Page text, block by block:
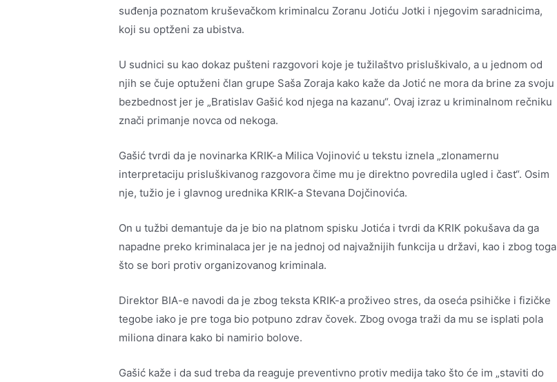
suđenja poznatom kruševačkom kriminalcu Zoranu Jotiću Jotki i njegovim saradnicima,
koji su optženi za ubistva.
U sudnici su kao dokaz pušteni razgovori koje je tužilaštvo prisluškivalo, a u jednom od
njih se čuje optuženi član grupe Saša Zoraja kako kaže da Jotić ne mora da brine za svoju
bezbednost jer je „Bratislav Gašić kod njega na kazanu“. Ovaj izraz u kriminalnom rečniku
znači primanje novca od nekoga.
Gašić tvrdi da je novinarka KRIK-a Milica Vojinović u tekstu iznela „zlonamernu
interpretaciju prisluškivanog razgovora čime mu je direktno povredila ugled i čast“. Osim
nje, tužio je i glavnog urednika KRIK-a Stevana Dojčinovića.
On u tužbi demantuje da je bio na platnom spisku Jotića i tvrdi da KRIK pokušava da ga
napadne preko kriminalaca jer je na jednoj od najvažnijih funkcija u državi, kao i zbog toga
što se bori protiv organizovanog kriminala.
Direktor BIA-e navodi da je zbog teksta KRIK-a proživeo stres, da oseća psihičke i fizičke
tegobe iako je pre toga bio potpuno zdrav čovek. Zbog ovoga traži da mu se isplati pola
miliona dinara kako bi namirio bolove.
Gašić kaže i da sud treba da reaguje preventivno protiv medija tako što će im „staviti do